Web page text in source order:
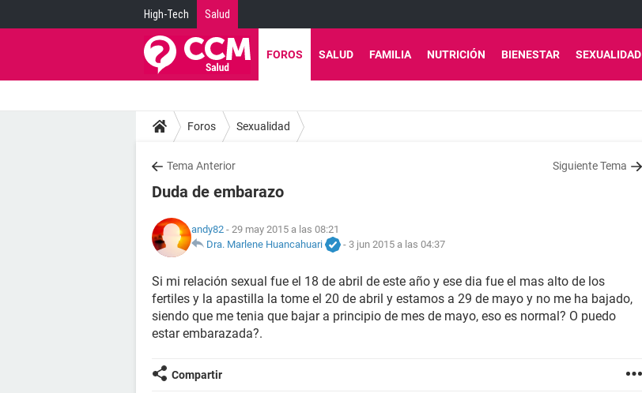
High-Tech Salud
FOROS SALUD FAMILIA NUTRICIÓN BIENESTAR SEXUALIDAD
Foros Sexualidad
Tema Anterior Siguiente Tema
Duda de embarazo
andy82 - 29 may 2015 a las 08:21
Dra. Marlene Huancahuari
- 3 jun 2015 a las 04:37
Si mi relación sexual fue el 18 de abril de este año y ese dia fue el mas alto de los
fertiles y la apastilla la tome el 20 de abril y estamos a 29 de mayo y no me ha bajado,
siendo que me tenia que bajar a principio de mes de mayo, eso es normal? O puedo
estar embarazada?.
Compartir